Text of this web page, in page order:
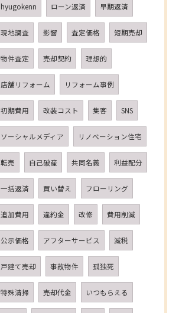
hyugokenn ローン返済 早期返済
現地調査 影響 査定価格 短期売却
物件査定 売却契約 理想的
店舗リフォーム リフォーム事例
初期費用 改装コスト 集客 SNS
ソーシャルメディア リノベーション住宅
転売 自己破産 共同名義 利益配分
一括返済 買い替え フローリング
追加費用 違約金 改修 費用削減
公示価格 アフターサービス 減税
戸建て売却 事故物件 孤独死
特殊清掃 売却代金 いつもらえる